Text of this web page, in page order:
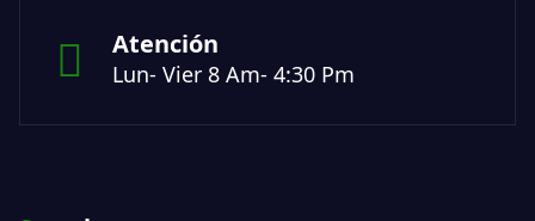
Atención
Lun- Vier 8 Am- 4:30 Pm